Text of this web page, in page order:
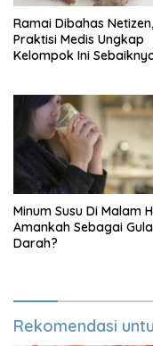
Ramai Dibahas Netizen,
Praktisi Medis Ungkap
Kelompok Ini
Minum Susu Di Malam
Amankah Sebagai Gula
Darah?
Rekomendasi